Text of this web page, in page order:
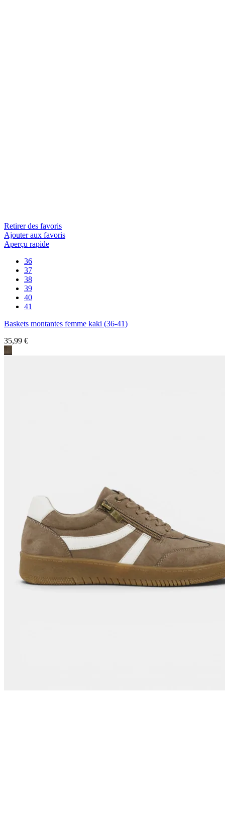
Retirer des favoris
Ajouter aux favoris
Aperçu rapide
36
37
38
39
40
41
Baskets montantes femme kaki (36-41)
35,99 €